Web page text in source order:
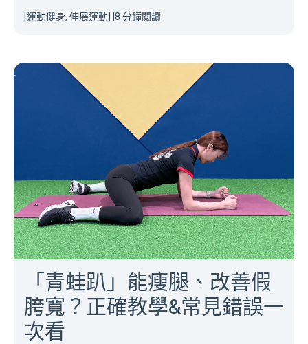
[運動健身, 伸展運動] 8 分鐘閱讀
「青蛙趴」能瘦腿、改善假
胯寬？正確教學&常見錯誤一
次看